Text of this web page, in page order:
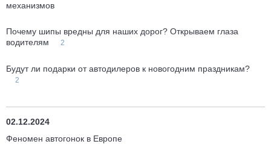
механизмов
Почему шипы вредны для наших дорог? Открываем глаза
водителям
2
Будут ли подарки от автодилеров к новогодним праздникам?
2
02.12.2024
Феномен автогонок в Европе